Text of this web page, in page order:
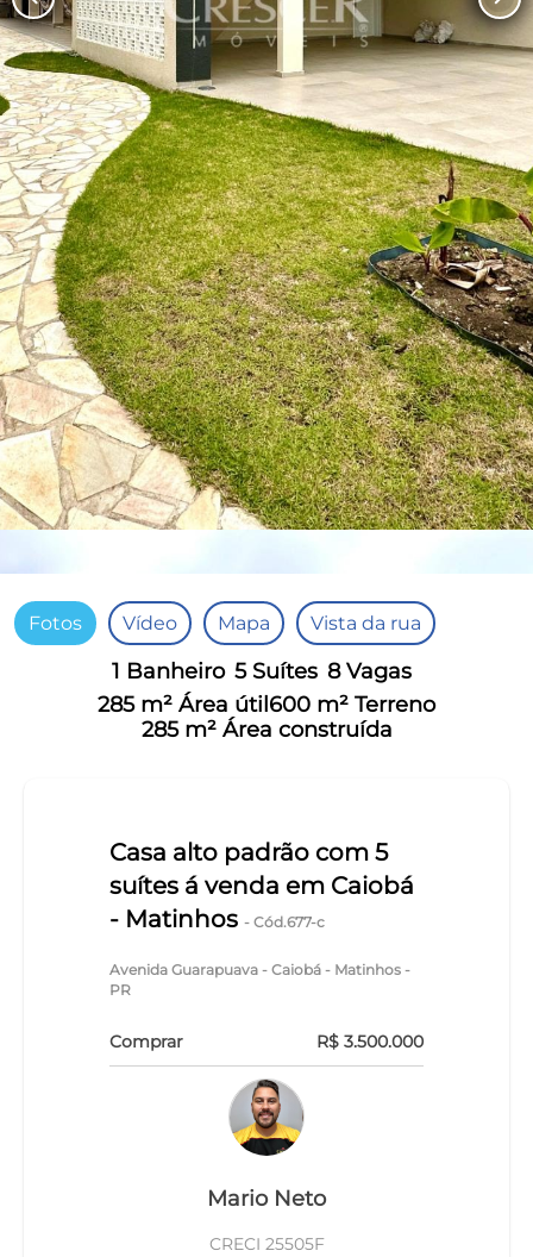
Fotos Vídeo Mapa Vista da rua
1 Banheiro 5 Suítes 8 Vagas
285 m² Área útil600 m² Terreno
285 m² Área construída
Casa alto padrão com 5
suítes á venda em Caiobá
- Matinhos- Cód.677-c
Avenida Guarapuava - Caiobá - Matinhos -
PR
Comprar R$ 3.500.000
Mario Neto
CRECI 25505F